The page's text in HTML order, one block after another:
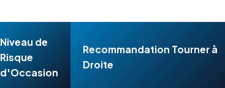
Niveau de
Risque
d'Occasion
Recommandation Tourner à
Droite